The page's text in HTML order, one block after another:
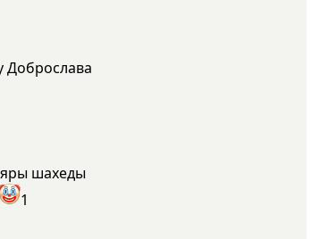
Доброслава
шахеды
1